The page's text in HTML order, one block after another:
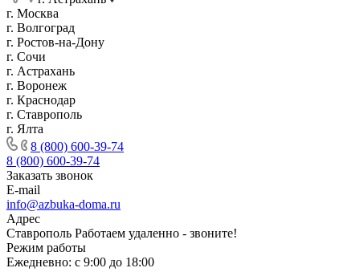
г. Москва
г. Волгоград
г. Ростов-на-Дону
г. Сочи
г. Астрахань
г. Воронеж
г. Краснодар
г. Ставрополь
г. Ялта
8 (800) 600-39-74
8 (800) 600-39-74
Заказать звонок
E-mail
info@azbuka-doma.ru
Адрес
Ставрополь Работаем удаленно - звоните!
Режим работы
Ежедневно: с 9:00 до 18:00